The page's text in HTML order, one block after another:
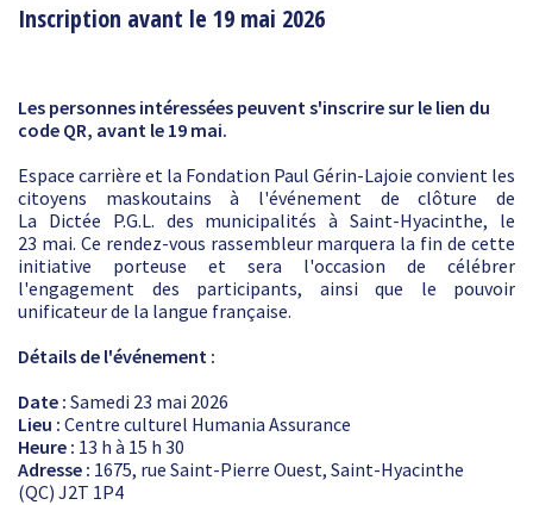
Inscription avant le 19 mai 2026
Les personnes intéressées peuvent s'inscrire sur le lien du
code QR, avant le 19 mai.
Espace carrière et la Fondation Paul Gérin-Lajoie convient les
citoyens maskoutains à l'événement de clôture de
La Dictée P.G.L. des municipalités à Saint-Hyacinthe, le
23 mai. Ce rendez-vous rassembleur marquera la fin de cette
initiative porteuse et sera l'occasion de célébrer
l'engagement des participants, ainsi que le pouvoir
unificateur de la langue française.
Détails de l'événement :
Date : Samedi 23 mai 2026
Lieu : Centre culturel Humania Assurance
Heure : 13 h à 15 h 30
Adresse : 1675, rue Saint-Pierre Ouest, Saint-Hyacinthe
(QC) J2T 1P4